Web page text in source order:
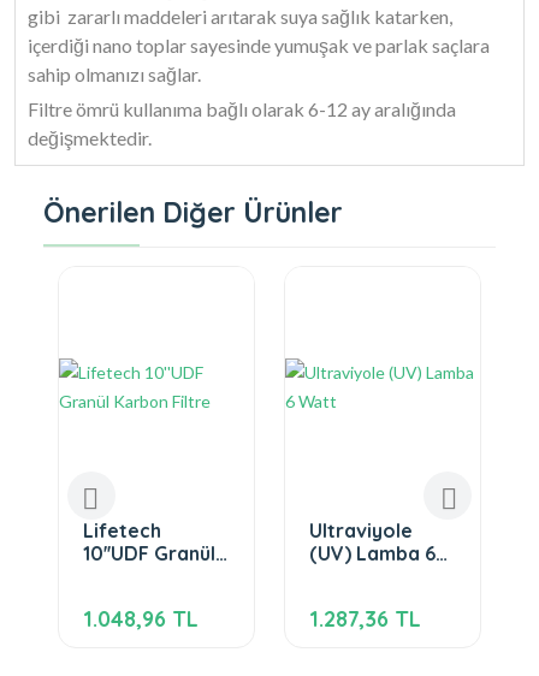
gibi zararlı maddeleri arıtarak suya sağlık katarken,
içerdiği nano toplar sayesinde yumuşak ve parlak saçlara
sahip olmanızı sağlar.
Filtre ömrü kullanıma bağlı olarak 6-12 ay aralığında
değişmektedir.
Önerilen Diğer Ürünler
Lifetech
10''UDF Granül
1.048,96 TL
Ultraviyole
(UV) Lamba 6
1.287,36 TL